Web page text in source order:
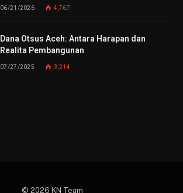
06/21/2026 4,767
Dana Otsus Aceh: Antara Harapan dan
Realita Pembangunan
07/27/2025 3,214
© 2026 KN Team